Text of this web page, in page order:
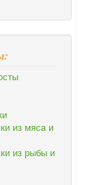
из мяса и
из рыбы и